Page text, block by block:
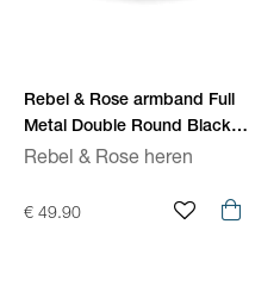
Rebel & Rose armband Full
Metal Double Round Black
RR-M0038-S
Rebel & Rose heren
€ 49.90